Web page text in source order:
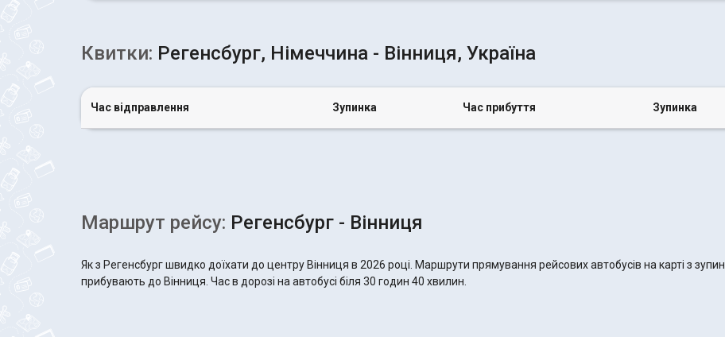
Квитки: Регенсбург, Німеччина - Вінниця, Україна
Час відправлення Зупинка Час прибуття Зупинка
Маршрут рейсу: Регенсбург - Вінниця
Як з Регенсбург швидко доїхати до центру Вінниця в 2026 році. Маршрути прямування рейсових автобусів на карті з
прибувають до Вінниця. Час в дорозі на автобусі біля 30 годин 40 хвилин.